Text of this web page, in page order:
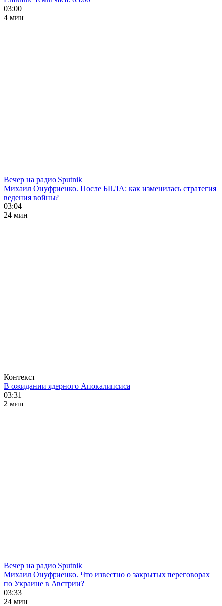
03:00
4 мин
Вечер на радио Sputnik
Михаил Онуфриенко. После БПЛА: как изменилась стратегия
ведения войны?
03:04
24 мин
Контекст
В ожидании ядерного Апокалипсиса
03:31
2 мин
Вечер на радио Sputnik
Михаил Онуфриенко. Что известно о закрытых переговорах
по Украине в Австрии?
03:33
24 мин